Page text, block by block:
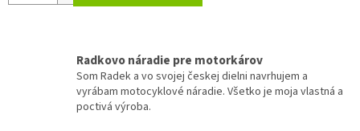
Radkovo náradie pre motorkárov
Som Radek a vo svojej českej dielni navrhujem a
vyrábam motocyklové náradie. Všetko je moja vlastná a
poctivá výroba.